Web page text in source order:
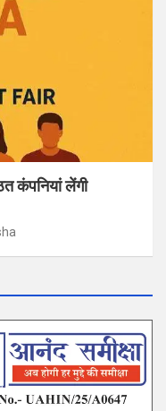
कंपनियां लेंगी